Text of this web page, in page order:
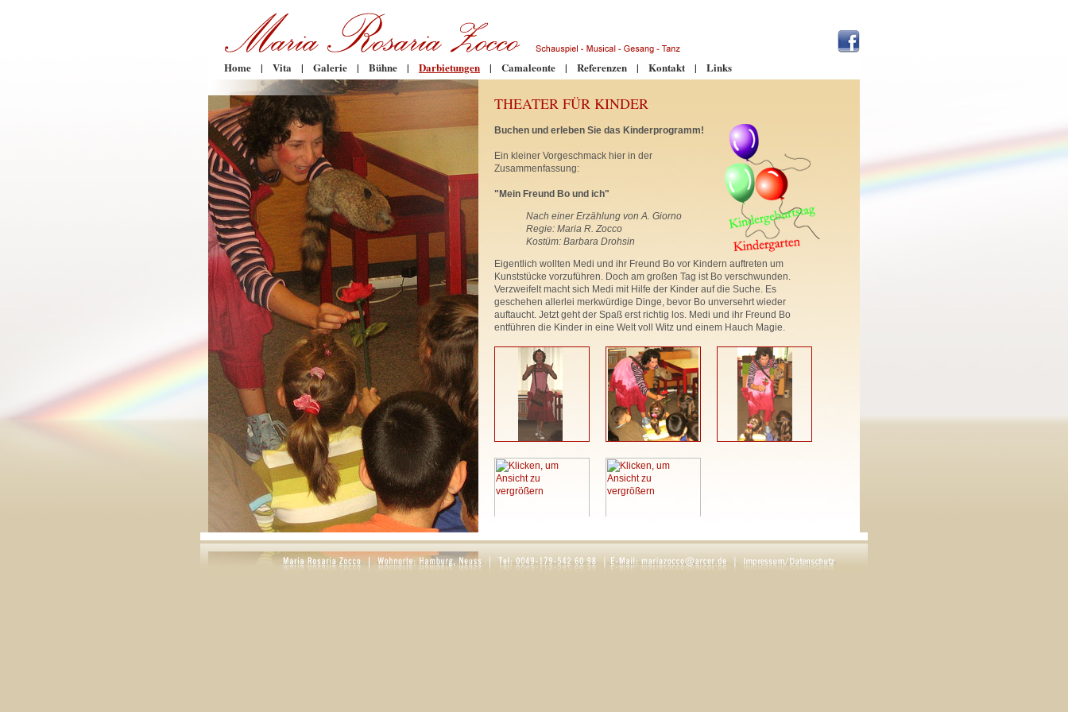
Home | Vita | Galerie | Bühne | Darbietungen | Camaleonte | Referenzen | Kontakt | Links
THEATER FÜR KINDER
Buchen und erleben Sie das Kinderprogramm!
Ein kleiner Vorgeschmack hier in der
Zusammenfassung:
"Mein Freund Bo und ich"
Nach einer Erzählung von A. Giorno
Regie: Maria R. Zocco
Kostüm: Barbara Drohsin
Eigentlich wollten Medi und ihr Freund Bo vor Kindern auftreten um
Kunststücke vorzuführen. Doch am großen Tag ist Bo verschwunden.
Verzweifelt macht sich Medi mit Hilfe der Kinder auf die Suche. Es
geschehen allerlei merkwürdige Dinge, bevor Bo unversehrt wieder
auftaucht. Jetzt geht der Spaß erst richtig los. Medi und ihr Freund Bo
entführen die Kinder in eine Welt voll Witz und einem Hauch Magie.